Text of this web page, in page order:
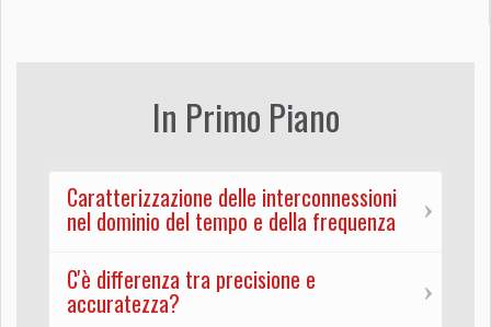
In Primo Piano
Caratterizzazione delle interconnessioni
nel dominio del tempo e della frequenza
C'è differenza tra precisione e
accuratezza?